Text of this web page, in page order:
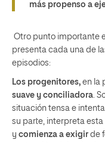
más propenso a
Otro punto importante
presenta cada una de
episodios:
Los progenitores, en la
suave y conciliadora.
situación tensa e
su parte, interpreta
y comienza a exigir de